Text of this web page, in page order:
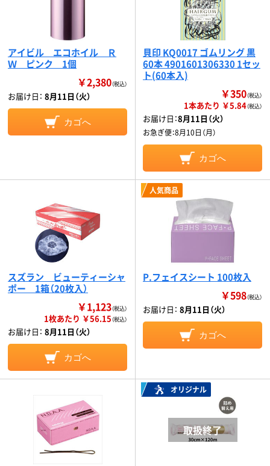
アイビル エコホイル Ｒ
Ｗ ピンク 1個
￥2,380（税込）
お届け日： 8月11日（火）
カゴへ
貝印 KQ0017 ゴムリング 黒
60本 4901601306330 1セッ
ト(60本入)
￥350（税込）
1本あたり ￥5.84（税込）
お届け日：8月11日（火）
お急ぎ便：8月10日（月）
カゴへ
スズラン ビューティーシャ
ポー 1箱（20枚入）
￥1,123（税込）
1枚あたり ￥56.15（税込）
お届け日： 8月11日（火）
カゴへ
人気商品
P.フェイスシート 100枚入
￥598（税込）
お届け日： 8月11日（火）
カゴへ
オリジナル